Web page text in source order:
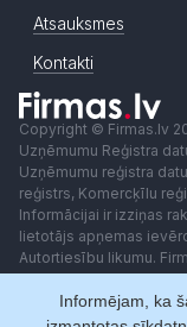
Atsauksmes
Kontakti
Copyright © Firmas.lv
Uzņēmumu Reģistra
Uzņēmumu reģistra
reģistrs, Komercķīlu
Informācijai ir izziņas
lietotājs apņemas
Autortiesību likumu.
lēmumiem, kas balstīti
izmantot jebkādas
piekļuvei sistēmai bez
Informējam, ka